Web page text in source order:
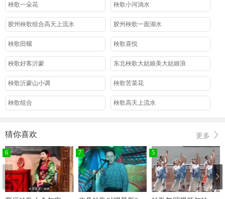
秧歌一朵花 秧歌小河淌水
胶州秧歌组合高天上流水 胶州秧歌一面湖水
秧歌田螺 秧歌喜悦
秧歌好客沂蒙 东北秧歌大姑娘美大姑娘浪
秧歌沂蒙山小调 秧歌苦菜花
秧歌组合 秧歌高天上流水
海阳秧歌弹起我心爱的土琵琶2 海阳秧歌弹起我心爱的土琵琶1
秧歌绣红旗 胶州秧歌独舞《雪中梅》
更多
猜你喜欢
6 7 5